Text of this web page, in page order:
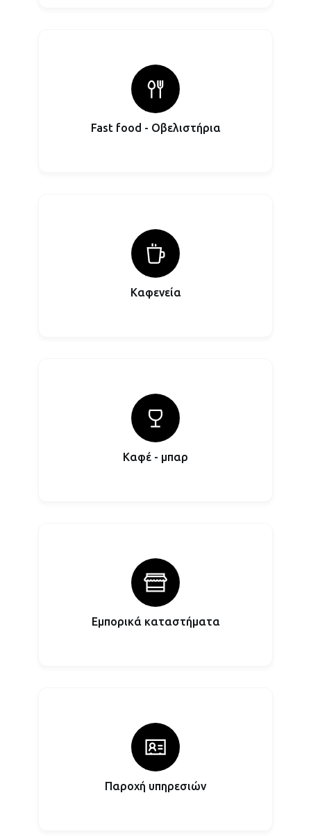
Fast food - Οβελιστήρια
Καφενεία
Καφέ - μπαρ
Εμπορικά καταστήματα
Παροχή υπηρεσιών